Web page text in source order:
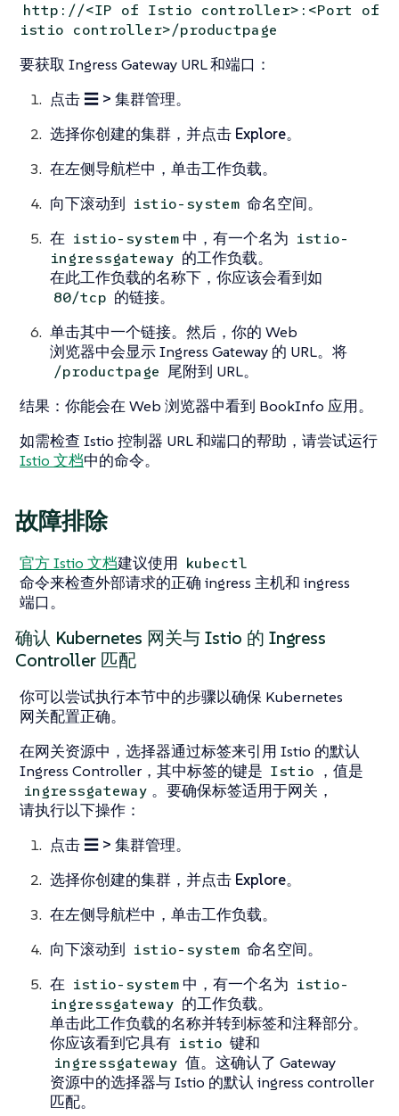
http://<IP of Istio controller>:<Port of
istio controller>/productpage
要获取 Ingress Gateway URL 和端口：
点击 ☰ > 集群管理。
选择你创建的集群，并点击 Explore。
在左侧导航栏中，单击工作负载。
向下滚动到 istio-system 命名空间。
在 istio-system 中，有一个名为 istio-
ingressgateway 的工作负载。
在此工作负载的名称下，你应该会看到如
80/tcp 的链接。
单击其中一个链接。然后，你的 Web
浏览器中会显示 Ingress Gateway 的 URL。将
/productpage 尾附到 URL。
结果 ：你能会在 Web 浏览器中看到 BookInfo 应用。
如需检查 Istio 控制器 URL 和端口的帮助，请尝试运行
Istio 文档中的命令。
故障排除
官方 Istio 文档建议使用 kubectl
命令来检查外部请求的正确 ingress 主机和 ingress
端口。
确认 Kubernetes 网关与 Istio 的 Ingress
Controller 匹配
你可以尝试执行本节中的步骤以确保 Kubernetes
网关配置正确。
在网关资源中，选择器通过标签来引用 Istio 的默认
Ingress Controller，其中标签的键是 Istio ，值是
ingressgateway 。要确保标签适用于网关，
请执行以下操作：
点击 ☰ > 集群管理。
选择你创建的集群，并点击 Explore。
在左侧导航栏中，单击工作负载。
向下滚动到 istio-system 命名空间。
在 istio-system 中，有一个名为 istio-
ingressgateway 的工作负载。
单击此工作负载的名称并转到标签和注释部分。
你应该看到它具有 istio 键和
ingressgateway 值。这确认了 Gateway
资源中的选择器与 Istio 的默认 ingress controller
匹配。